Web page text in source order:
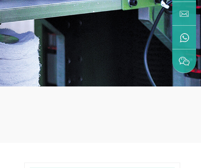
15905996312
+86-
595-
22216883
machine@hongancn.com
+86
15905996312